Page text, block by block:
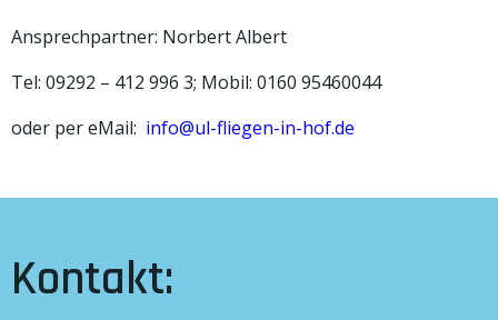
Ansprechpartner: Norbert Albert
Tel: 09292 – 412 996 3; Mobil: 0160 95460044
oder per eMail: info@ul-fliegen-in-hof.de
Kontakt: